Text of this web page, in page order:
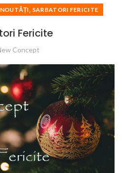
NOUTĂȚI, SARBATORI FERICITE
Fericite
Concept